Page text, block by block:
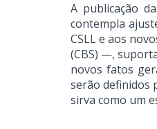
A publicação
contempla
CSLL e aos
(CBS) —,
novos fatos
serão definidos
sirva como um